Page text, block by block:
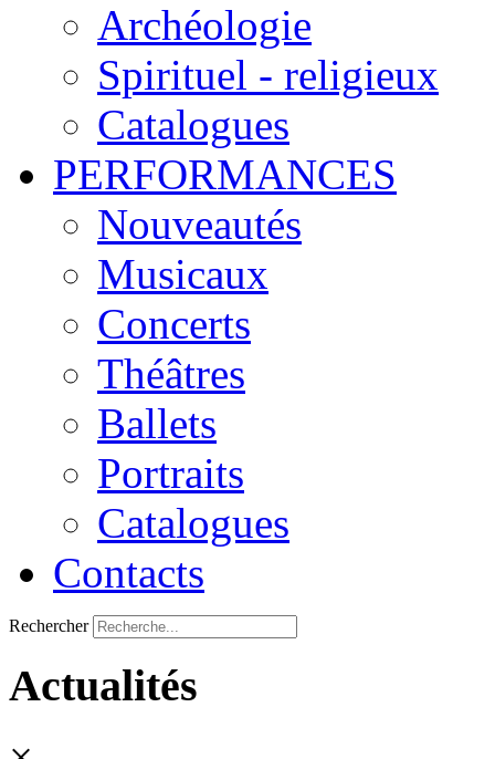
Archéologie
Spirituel - religieux
Catalogues
PERFORMANCES
Nouveautés
Musicaux
Concerts
Théâtres
Ballets
Portraits
Catalogues
Contacts
Rechercher
Actualités